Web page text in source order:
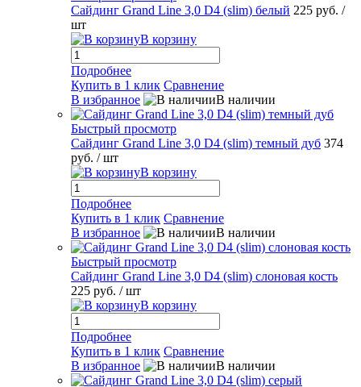
Сайдинг Grand Line 3,0 D4 (slim) белый 225 руб. /
шт
В корзину
Подробнее
Купить в 1 клик Сравнение
В избранное
В наличии
Быстрый просмотр
Сайдинг Grand Line 3,0 D4 (slim) темный дуб 374
руб. / шт
В корзину
Подробнее
Купить в 1 клик Сравнение
В избранное
В наличии
Быстрый просмотр
Сайдинг Grand Line 3,0 D4 (slim) слоновая кость
225 руб. / шт
В корзину
Подробнее
Купить в 1 клик Сравнение
В избранное
В наличии